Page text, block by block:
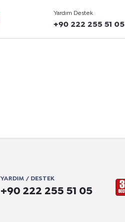
Yardım Destek
+90 222 255 51 05
YARDIM / DESTEK
+90 222 255 51 05